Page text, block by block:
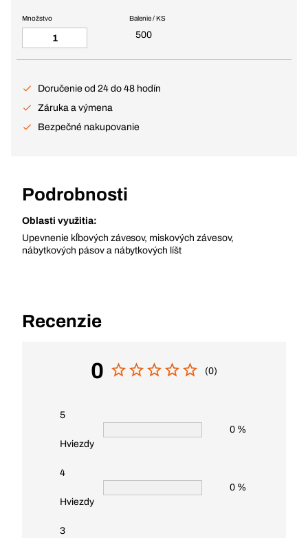
Balenie / KS
500
Množstvo
Doručenie od 24 do 48 hodín
Záruka a výmena
Bezpečné nakupovanie
Podrobnosti
Oblasti využitia:
Upevnenie kĺbových závesov, miskových závesov,
nábytkových pásov a nábytkových líšt
Recenzie
0 (0)
5
Hviezdy
0 %
4
Hviezdy
0 %
3